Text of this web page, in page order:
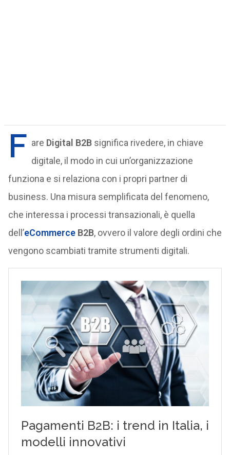
F are Digital B2Bsignifica rivedere, in chiave
digitale, il modo in cui un’organizzazione
funziona e si relaziona con i propri partner di
business. Una misura semplificata del fenomeno,
che interessa i processi transazionali, è quella
dell’eCommerce B2B, ovvero il valore degli ordini che
vengono scambiati tramite strumenti digitali.